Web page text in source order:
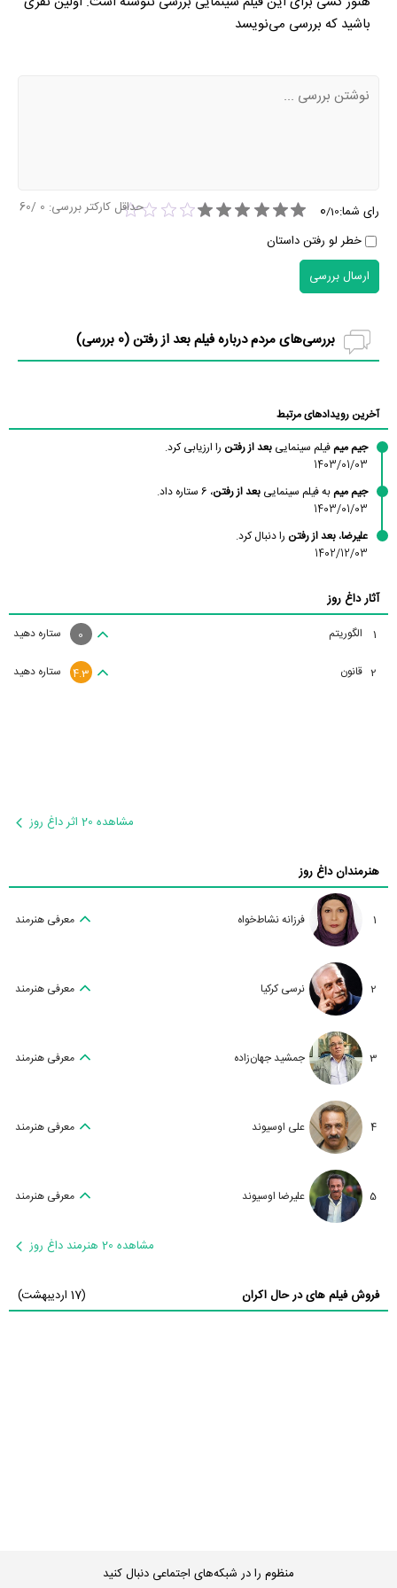
باشید که بررسی می‌نویسد
رای شما: 0/10
خطر لو رفتن داستان
حداقل کارکتر بررسی: 0
/60
ارسال بررسی
بررسی‌های مردم درباره فیلم بعد از رفتن (0 بررسی)
آخرین رویدادهای مرتبط
جیم میمفیلم سینمایی بعد از رفتن را ارزیابی کرد.
1403/01/03
جیم میمبه فیلم سینمایی بعد از رفتن، 6 ستاره داد.
1403/01/03
علیرضا، بعد از رفتن را دنبال کرد.
1402/12/03
آثار داغ روز
1 الگوریتم ستاره دهید 0
2 قانون ستاره دهید 4.3
مشاهده 20 اثر داغ روز
هنرمندان داغ روز
1 فرزانه نشاط‌خواه معرفی هنرمند
2 نرسی کرکیا معرفی هنرمند
3 جمشید جهان‌زاده معرفی هنرمند
4 علی اوسیوند معرفی هنرمند
5 علیرضا اوسیوند معرفی هنرمند
مشاهده 20 هنرمند داغ روز
فروش فیلم های در حال اکران (17 اردیبهشت)
منظوم را در شبکه‌های اجتماعی دنبال کنید